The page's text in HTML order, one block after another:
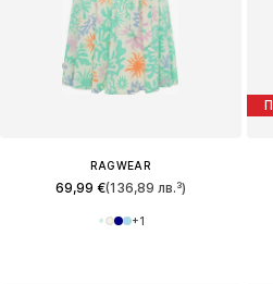
RAGWEAR
69,99 €(136,89 лв.³)
+1